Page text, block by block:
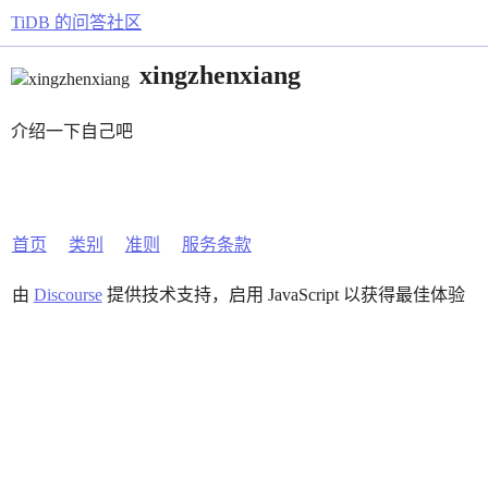
TiDB 的问答社区
xingzhenxiang
介绍一下自己吧
首页 类别 准则 服务条款
由 Discourse提供技术支持，启用 JavaScript 以获得最佳体验